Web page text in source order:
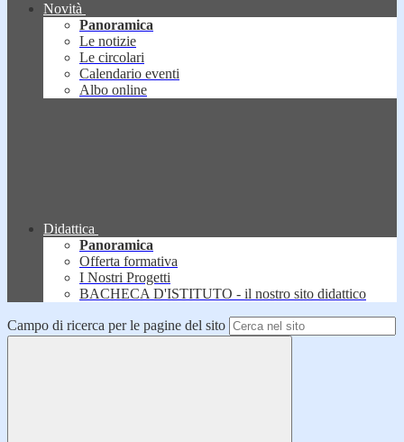
Novità
Panoramica
Le notizie
Le circolari
Calendario eventi
Albo online
Didattica
Panoramica
Offerta formativa
I Nostri Progetti
BACHECA D'ISTITUTO - il nostro sito didattico
Campo di ricerca per le pagine del sito